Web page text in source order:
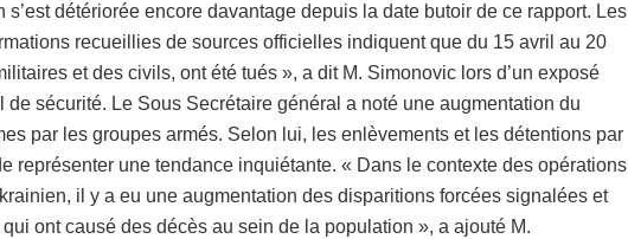
s’est détériorée encore davantage depuis la date butoir de ce rapport. Les
recueillies de sources officielles indiquent que du 15 avril au 20
et des civils, ont été tués », a dit M. Simonovic lors d’un exposé
sécurité. Le Sous Secrétaire général a noté une augmentation du
par les groupes armés. Selon lui, les enlèvements et les détentions par
représenter une tendance inquiétante. « Dans le contexte des opérations
il y a eu une augmentation des disparitions forcées signalées et
ont causé des décès au sein de la population », a ajouté M.